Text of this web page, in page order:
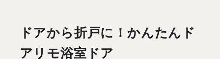
ドアから折戸に！かんたんド
アリモ浴室ドア